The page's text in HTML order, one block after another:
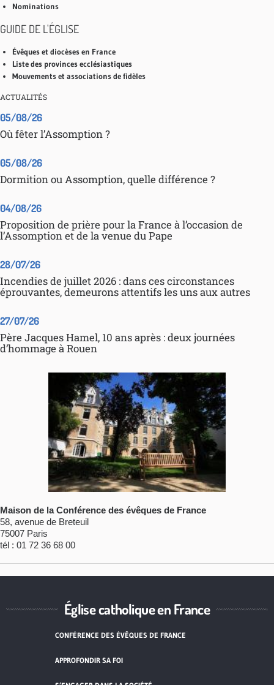
Nominations
GUIDE DE L'ÉGLISE
Évêques et diocèses en France
Liste des provinces ecclésiastiques
Mouvements et associations de fidèles
ACTUALITÉS
05/08/26
Où fêter l’Assomption ?
05/08/26
Dormition ou Assomption, quelle différence ?
04/08/26
Proposition de prière pour la France à l’occasion de
l’Assomption et de la venue du Pape
28/07/26
Incendies de juillet 2026 : dans ces circonstances
éprouvantes, demeurons attentifs les uns aux autres
27/07/26
Père Jacques Hamel, 10 ans après : deux journées
d’hommage à Rouen
Maison de la Conférence des évêques de France
58, avenue de Breteuil
75007 Paris
tél : 01 72 36 68 00
Église catholique en France
CONFÉRENCE DES ÉVÊQUES DE FRANCE
APPROFONDIR SA FOI